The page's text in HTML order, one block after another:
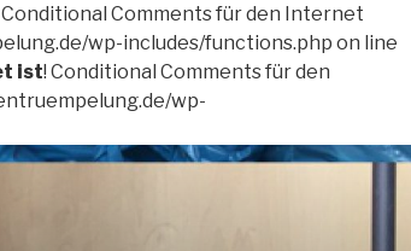
Conditional Comments für den Internet
wp-includes/functions.php on line
ist! Conditional Comments für den
wp-